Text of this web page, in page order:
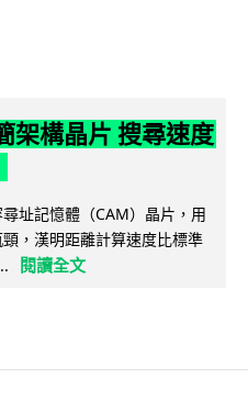
架構晶片 搜尋速度
址記憶體（CAM）晶片，用
，漢明距離計算速度比標準
閱讀全文